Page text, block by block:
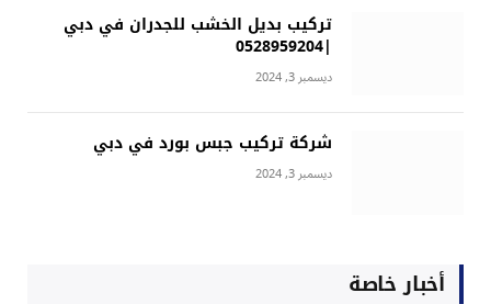
تركيب بديل الخشب للجدران في دبي
|0528959204
ديسمبر 3, 2024
شركة تركيب جبس بورد في دبي
ديسمبر 3, 2024
أخبار خاصة